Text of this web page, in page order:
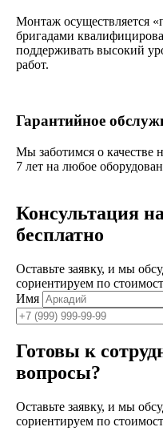
Монтаж осуществляется
бригадами
поддерживать высокий
работ.
Гарантийное
Мы заботимся о качестве
7 лет на любое
Консультация
бесплатно
Оставьте заявку, и мы
сориентируем по
Имя
Готовы к
вопросы?
Оставьте заявку, и мы
сориентируем по